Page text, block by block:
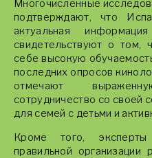
Многочисленные
подтверждают, что
актуальная
свидетельствуют о том,
себе высокую
последних опросов
отмечают
сотрудничество со своей
для семей с детьми и
Кроме того, эксперты
правильной